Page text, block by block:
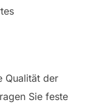
Qualität der
Sie feste